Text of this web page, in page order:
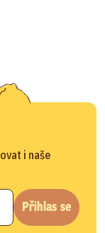
i naše
Přihlas se